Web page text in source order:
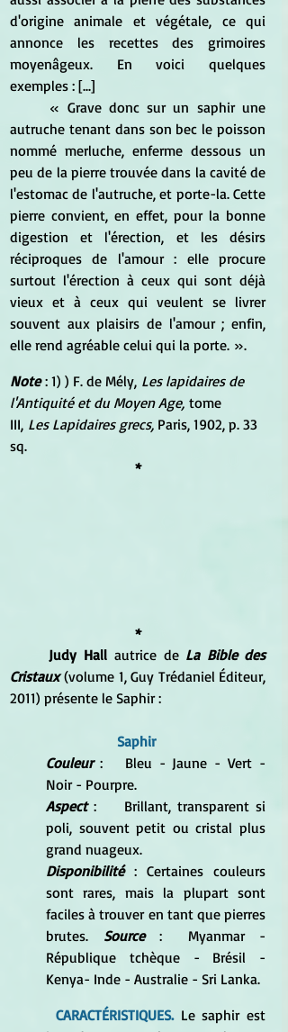
d'origine animale et végétale, ce qui
annonce les recettes des grimoires
moyenâgeux. En voici quelques
exemples : [...]
autruche tenant dans son bec le poisson
nommé merluche, enferme dessous un
peu de la pierre trouvée dans la cavité de
l'estomac de l'autruche, et porte-la. Cette
pierre convient, en effet, pour la bonne
digestion et l'érection, et les désirs
réciproques de l'amour : elle procure
surtout l'érection à ceux qui sont déjà
vieux et à ceux qui veulent se livrer
souvent aux plaisirs de l'amour ; enfin,
elle rend agréable celui qui la porte. ».
Note : 1) ) F. de Mély, Les lapidaires de
l'Antiquité et du Moyen Age, tome
III, Les Lapidaires grecs, Paris, 1902, p. 33
sq.
*
*
Judy Hall autrice de La Bible des
Cristaux (volume 1, Guy Trédaniel Éditeur,
2011) présente le Saphir :
Saphir
Couleur :	Bleu - Jaune - Vert -
Noir - Pourpre.
Aspect :	Brillant, transparent si
poli, souvent petit ou cristal plus
grand nuageux.
Disponibilité : Certaines couleurs
sont rares, mais la plupart sont
faciles à trouver en tant que pierres
brutes. Source :	Myanmar -
République tchèque - Brésil -
Kenya- Inde - Australie - Sri Lanka.
CARACTÉRISTIQUES. Le saphir est